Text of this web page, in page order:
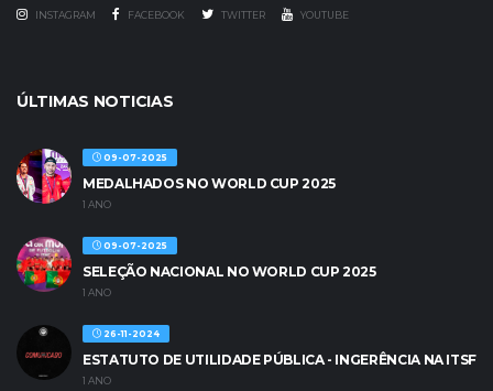
INSTAGRAM FACEBOOK TWITTER YOUTUBE
ÚLTIMAS NOTICIAS
09-07-2025
MEDALHADOS NO WORLD CUP 2025
1 ANO
09-07-2025
SELEÇÃO NACIONAL NO WORLD CUP 2025
1 ANO
26-11-2024
ESTATUTO DE UTILIDADE PÚBLICA - INGERÊNCIA NA ITSF
1 ANO